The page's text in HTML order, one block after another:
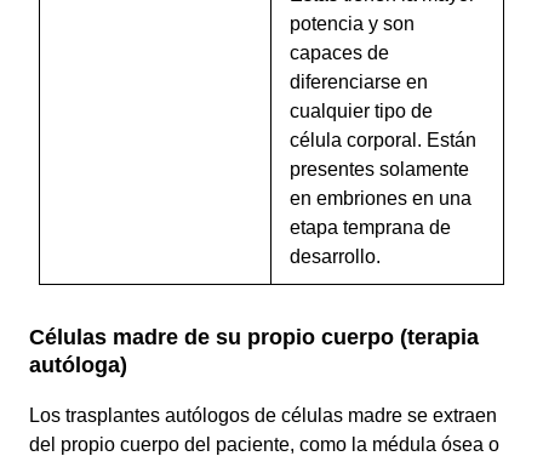
potencia y son
capaces de
diferenciarse en
cualquier tipo de
célula corporal. Están
presentes solamente
en embriones en una
etapa temprana de
desarrollo.
Células madre de su propio cuerpo (terapia
autóloga)
Los trasplantes autólogos de células madre se extraen
del propio cuerpo del paciente, como la médula ósea o